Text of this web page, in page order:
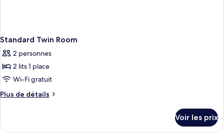
Standard Twin Room
2 personnes
2 lits 1 place
Wi-Fi gratuit
Plus de détails
Plus
le
Voir les prix